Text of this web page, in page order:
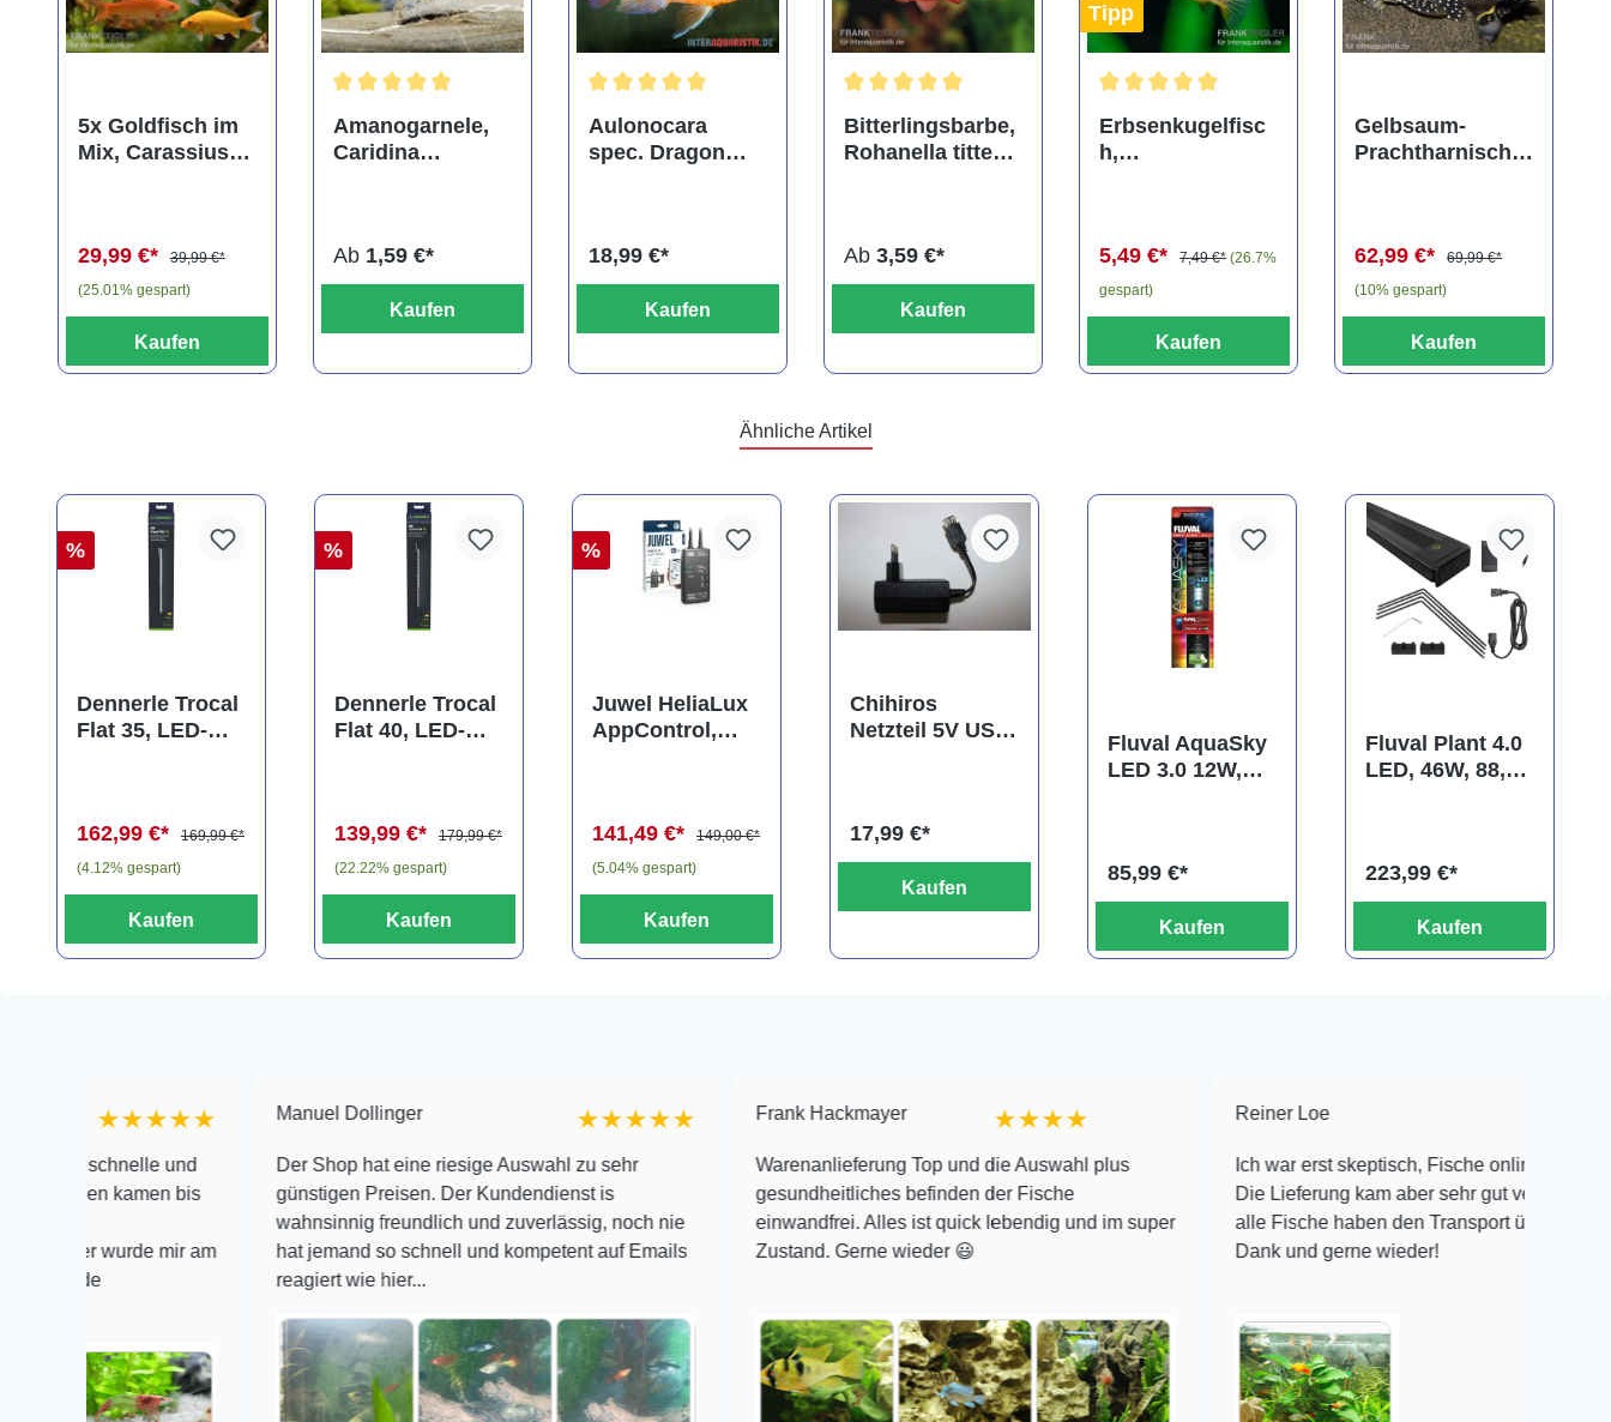
5x Goldfisch im
Mix, Carassius
29,99 €*
39,99 €*
(25.01% gespart)
Kaufen
Amanogarnele,
Caridina
Ab 1,59 €*
Kaufen
Aulonocara
spec. Dragon
18,99 €*
Kaufen
Bitterlingsbarbe,
Rohanella titteya,
Ab 3,59 €*
Kaufen
Tipp
Erbsenkugelfisc
h,
5,49 €*
7,49 €* (26.7%
gespart)
Kaufen
Gelbsaum-
Prachtharnischw
62,99 €*
69,99 €*
(10% gespart)
Kaufen
Ähnliche Artikel
%
Dennerle Trocal
Flat 35, LED-
162,99 €*
169,99 €*
(4.12% gespart)
Kaufen
%
Dennerle Trocal
Flat 40, LED-
139,99 €*
179,99 €*
(22.22% gespart)
Kaufen
%
Juwel HeliaLux
AppControl,
141,49 €*
149,00 €*
(5.04% gespart)
Kaufen
Chihiros
Netzteil 5V USB
uvm.
17,99 €*
Kaufen
Fluval AquaSky
LED 3.0 12W,
85,99 €*
Kaufen
Fluval Plant 4.0
LED, 46W, 88,2-
223,99 €*
Kaufen
★★★★★
und
kamen bis
wurde mir am
Manuel Dollinger ★★★★★
Der Shop hat eine riesige Auswahl zu sehr
günstigen Preisen. Der Kundendienst is
wahnsinnig freundlich und zuverlässig, noch nie
hat jemand so schnell und kompetent auf Emails
reagiert wie hier...
Frank Hackmayer ★★★★
Warenanlieferung Top und die Auswahl plus
gesundheitliches befinden der Fische
einwandfrei. Alles ist quick lebendig und im super
Zustand. Gerne wieder 😃
Reiner Loe
Ich war erst skeptisch, Fische online zu bestellen!
Die Lieferung kam aber sehr gut verpackt an und
alle Fische haben den Transport überlebt! Vielen
Dank und gerne wieder!